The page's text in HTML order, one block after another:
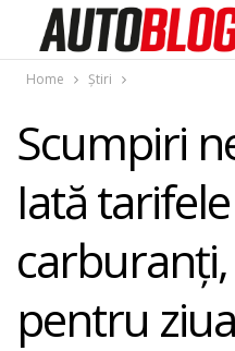
Home Știri
Scumpiri
Iată
pentru